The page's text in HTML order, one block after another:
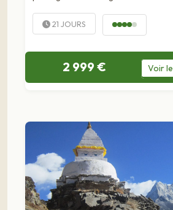
21 JOURS
2 999 € Voirle